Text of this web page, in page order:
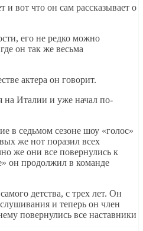
вот что он сам рассказывает о
его не редко можно
он так же весьма
актера он говорит.
на Италии и уже начал по-
в седьмом сезоне шоу «голос»
же нот поразил всех
же они все повернулись к
он продолжил в команде
детства, с трех лет. Он
и теперь он член
повернулись все наставники